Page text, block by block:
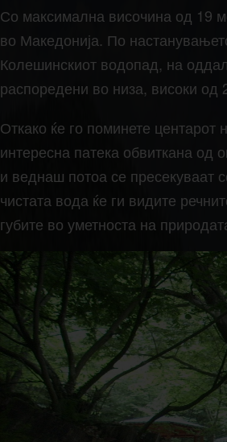
Со максимална височина од 19
во Македонија. По
Колешинскиот водопад, на
распоредени во низа, високи од
Откако ќе го поминете
интересна патека обвиткана од
и веднаш потоа се пресекуваат
чистата вода ќе ги видите
губите во уметноста на